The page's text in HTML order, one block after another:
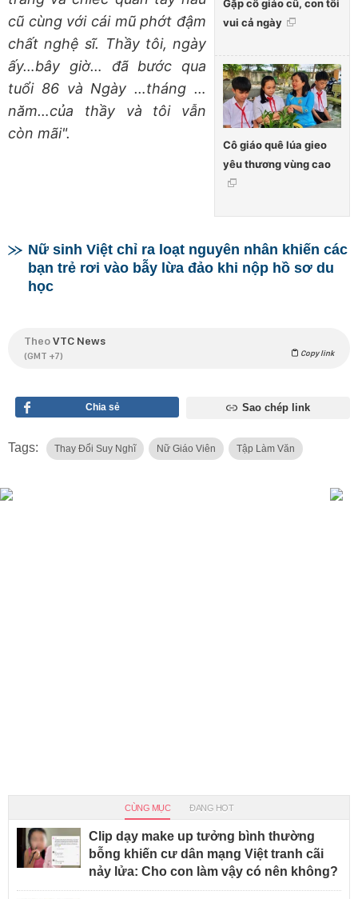
Gặp cô giáo cũ, con tôi
vui cả ngày
Cô giáo quê lúa gieo
yêu thương vùng cao
cũ cùng với cái mũ phớt đậm
chất nghệ sĩ. Thầy tôi, ngày
ấy…bây giờ… đã bước qua
tuổi 86 và Ngày …tháng …
năm…của thầy và tôi vẫn
còn mãi".
Nữ sinh Việt chỉ ra loạt nguyên nhân khiến các
bạn trẻ rơi vào bẫy lừa đảo khi nộp hồ sơ du
học
TheoVTC News
(GMT +7) Copy link
Chia sẻ Sao chép link
Tags: Thay Đổi Suy Nghĩ Nữ Giáo Viên Tập Làm Văn
CÙNG MỤC ĐANG HOT
Clip dạy make up tưởng bình thường
bỗng khiến cư dân mạng Việt tranh cãi
nảy lửa: Cho con làm vậy có nên không?